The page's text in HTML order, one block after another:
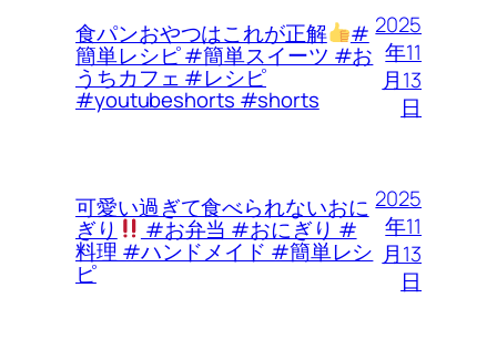
食パンおやつはこれが正解 #
簡単レシピ #簡単スイーツ #お
うちカフェ #レシピ
#youtubeshorts #shorts
2025
年11
月13
日
可愛い過ぎて食べられないおに
ぎり #お弁当 #おにぎり #
料理 #ハンドメイド #簡単レシ
ピ
2025
年11
月13
日